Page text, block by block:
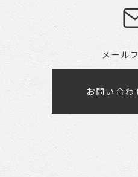
メール
お問い合わ